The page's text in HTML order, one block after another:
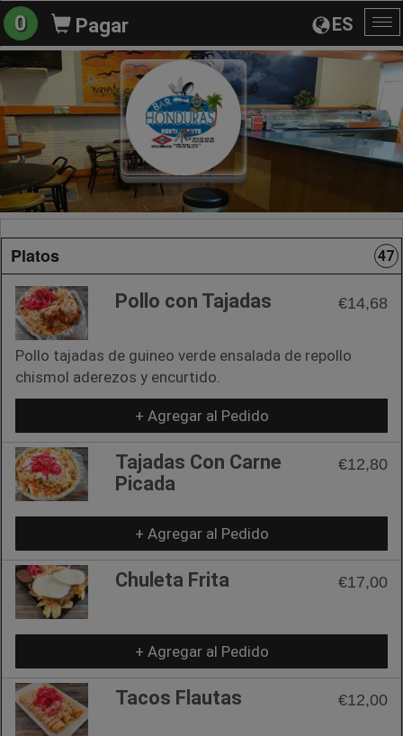
ES
0 Pagar
Platos 47
Pollo con Tajadas €14,68
Pollo tajadas de guineo verde ensalada de repollo
chismol aderezos y encurtido.
+ Agregar al Pedido
Tajadas Con Carne
Picada
€12,80
+ Agregar al Pedido
Chuleta Frita €17,00
+ Agregar al Pedido
Tacos Flautas €12,00